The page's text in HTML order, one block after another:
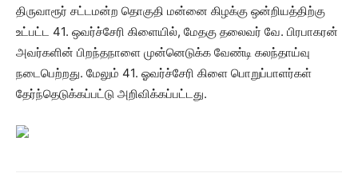
திருவாரூர் சட்டமன்ற தொகுதி மன்னை கிழக்கு ஒன்றியத்திற்கு
உட்பட்ட 41. ஒவர்ச்சேரி கிளையில், மேதகு தலைவர் வே. பிரபாகரன்
அவர்களின் பிறந்தநாளை முன்னெடுக்க வேண்டி கலந்தாய்வு
நடைபெற்றது. மேலும் 41. ஓவர்ச்சேரி கிளை பொறுப்பாளர்கள்
தேர்ந்தெடுக்கப்பட்டு அறிவிக்கப்பட்டது.